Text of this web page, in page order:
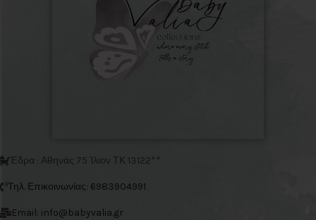
Έδρα : Αθηνάς 75 Ίλιον ΤΚ 13122**
Τηλ. Επικοινωνίας: 6983904991
Email: info@babyvalia.gr